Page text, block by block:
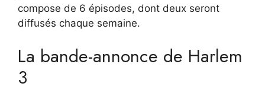
compose de 6 épisodes, dont deux seront
diffusés chaque semaine.
La bande-annonce de Harlem
3